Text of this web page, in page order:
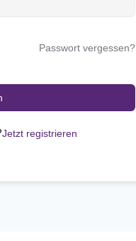
Passwort vergessen?
Jetzt registrieren